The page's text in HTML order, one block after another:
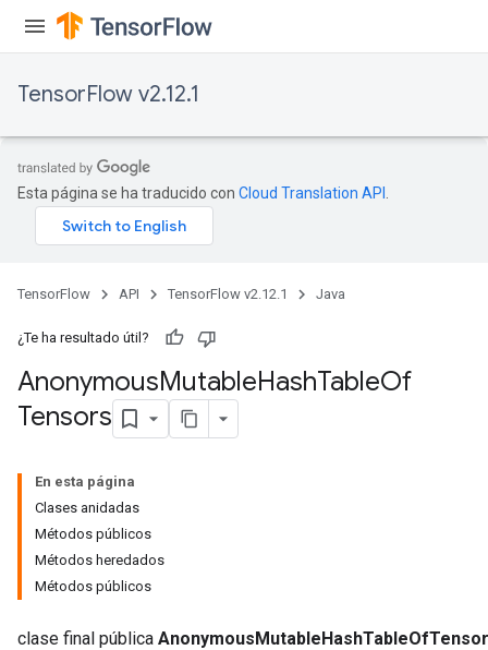
TensorFlow v2.12.1
Esta página se ha traducido con Cloud Translation API
TensorFlow API TensorFlow v2.12.1 Java
¿Te ha resultado útil?
AnonymousMutableHashTableOf
Tensors
En esta página
Clases anidadas
Métodos públicos
Métodos heredados
Métodos públicos
clase final pública